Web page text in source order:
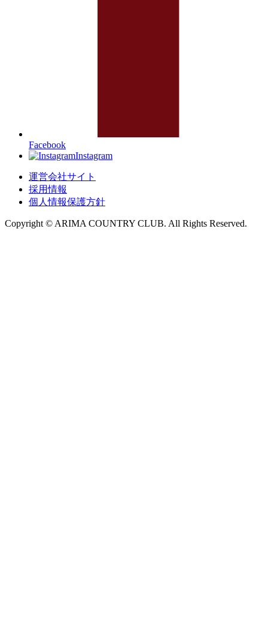
Facebook
Instagram
運営会社サイト
採用情報
個人情報保護方針
Copyright © ARIMA COUNTRY CLUB. All Rights Reserved.